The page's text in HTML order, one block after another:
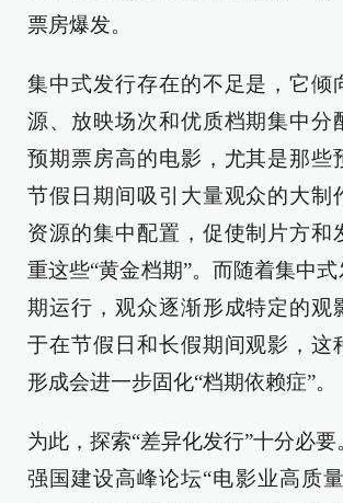
票房爆发。
集中式发行存在的不足是，它倾
源、放映场次和优质档期集中分
预期票房高的电影，尤其是那些
节假日期间吸引大量观众的大制
资源的集中配置，促使制片方和
重这些“黄金档期”。而随着集中
期运行，观众逐渐形成特定的观
于在节假日和长假期间观影，这
形成会进一步固化“档期依赖症”。
为此，探索“差异化发行”十分必
强国建设高峰论坛“电影业高质